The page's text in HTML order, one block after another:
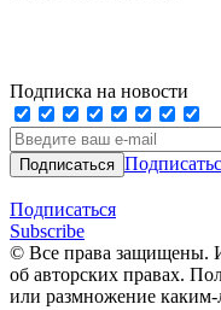
Подписка на новости
Подписаться
Subscribe
© Все права защищены.
об авторских правах.
или размножение каким-